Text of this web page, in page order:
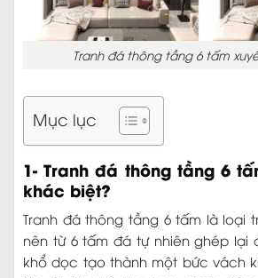
Tranh đá thông tầng 6 tấm
Mục lục
1- Tranh đá thông tầng 6
khác biệt?
Tranh đá thông tầng 6 tấm là loại
nên từ 6 tấm đá tự nhiên ghép lại
khổ dọc tạo thành một bức vách